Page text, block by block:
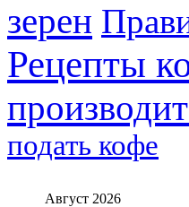
зерен
Рецепты
подать кофе
Август 2026